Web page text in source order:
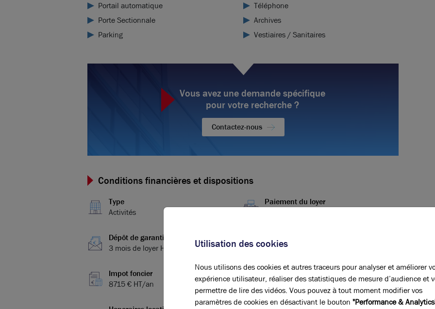
Portail automatique
Porte Sectionnale
Parking
Téléphone
Archives
Vestiaires / Sanitaires
Vous avez une demande spécifique
pour votre recherche ?
Contactez-nous
Conditions financières et dispositions
Type
Activités
Paiement du loyer
Dépôt de garantie
3 mois de loyer HT/HC
Révision annuelle
ILAT
Impot foncier
8715 € HT/an
Bail
3-6-9 ans
Utilisation des cookies
Nous utilisons des cookies et autres traceurs pour analyser et améliorer
expérience utilisateur, réaliser des statistiques de mesure d’audience et
permettre de lire des vidéos. Vous pouvez à tout moment modifier vos
paramètres de cookies en désactivant le bouton "Performance &